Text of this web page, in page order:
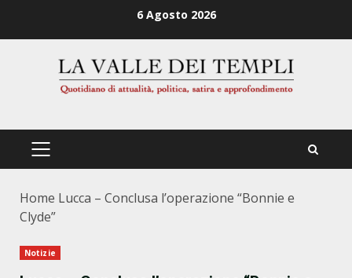
6 Agosto 2026
PRIMÄRES
Home Lucca – Conclusa l’operazione “Bonnie e
Clyde”
Notizie